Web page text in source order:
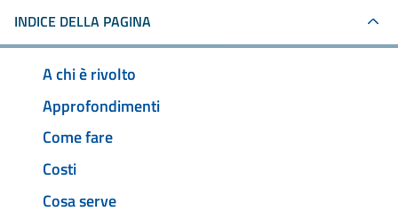
INDICE DELLA PAGINA
A chi è rivolto
Approfondimenti
Come fare
Costi
Cosa serve